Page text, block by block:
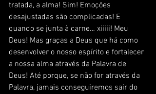
tratada, a alma! Sim! Emoções
desajustadas são complicadas! E
quando se junta à carne… xiiiii! Meu
Deus! Mas graças a Deus que há como
desenvolver o nosso espírito e fortalecer
a nossa alma através da Palavra de
Deus! Até porque, se não for através da
Palavra, jamais conseguiremos sair do